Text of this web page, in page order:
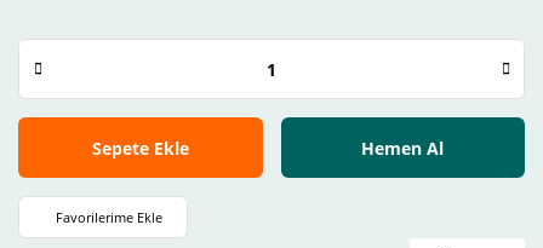
Sepete Ekle Hemen Al